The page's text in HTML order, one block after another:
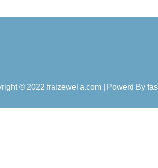
© 2022 fraizewella.com | Powerd By